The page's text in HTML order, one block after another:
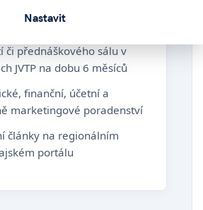
Nastavit
či přednáškového sálu v
JVTP na dobu 6 měsíců
finanční, účetní a
marketingové poradenství
články na regionálním
portálu